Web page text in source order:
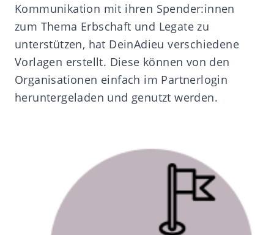
Kommunikation mit ihren Spender:innen
zum Thema Erbschaft und Legate zu
unterstützen, hat DeinAdieu verschiedene
Vorlagen erstellt. Diese können von den
Organisationen einfach im Partnerlogin
heruntergeladen und genutzt werden.